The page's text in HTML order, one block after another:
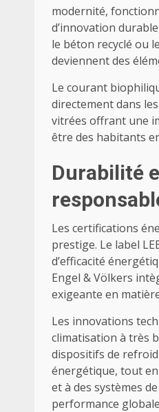
modernité,
d’innovation
le béton recyclé ou
deviennent des
Le courant
directement dans
vitrées offrant une
être des habitants
Durabilité
Les certifications
prestige. Le label
d’efficacité
Engel & Völkers
exigeante en
Les innovations
climatisation à très
dispositifs de
énergétique, tout
et à des systèmes
performance